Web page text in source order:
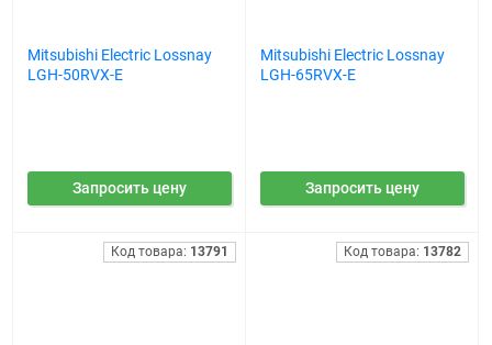
Mitsubishi Electric Lossnay
LGH-50RVX-E
Запросить цену
Mitsubishi Electric Lossnay
LGH-65RVX-E
Запросить цену
Код товара: 13791 Код товара: 13782